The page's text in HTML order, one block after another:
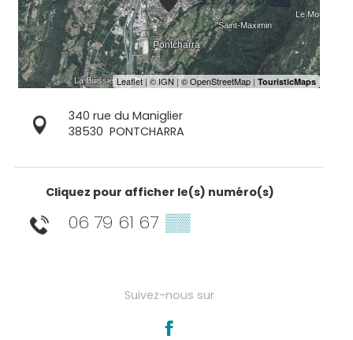
340 rue du Maniglier
38530 PONTCHARRA
Cliquez pour afficher le(s) numéro(s)
06 79 61 67 ▒▒
Suivez-nous sur